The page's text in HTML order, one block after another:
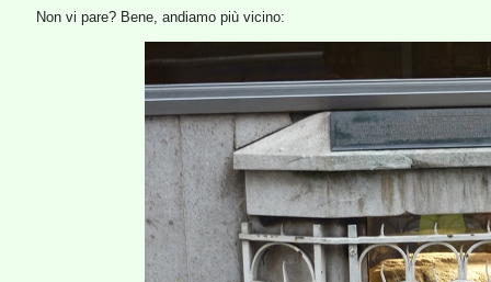
Non vi pare? Bene, andiamo più vicino: